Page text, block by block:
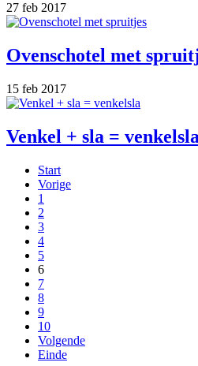
27 feb 2017
Ovenschotel met
15 feb 2017
Venkel + sla = venkelsla
Start
Vorige
1
2
3
4
5
6
7
8
9
10
Volgende
Einde